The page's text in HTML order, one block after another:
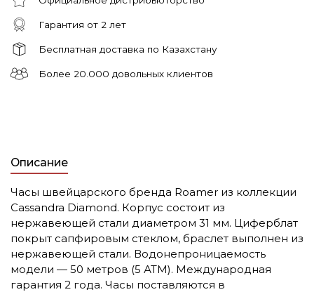
Гарантия от 2 лет
Бесплатная доставка по Казахстану
Более 20.000 довольных клиентов
Описание
Часы швейцарского бренда Roamer из коллекции
Cassandra Diamond. Корпус состоит из
нержавеющей стали диаметром 31 мм. Циферблат
покрыт сапфировым стеклом, браслет выполнен из
нержавеющей стали. Водонепроницаемость
модели — 50 метров (5 АТМ). Международная
гарантия 2 года. Часы поставляются в